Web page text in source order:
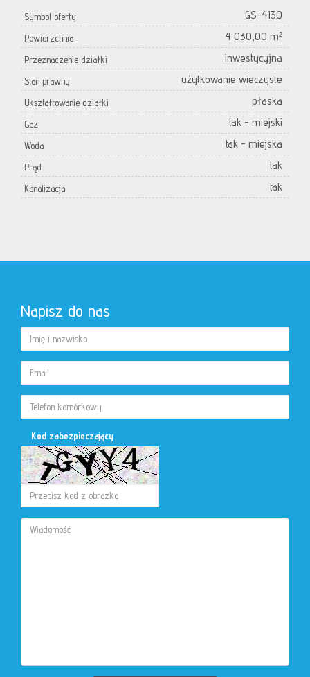
Symbol oferty GS-4130
Powierzchnia 4 030,00 m²
Przeznaczenie działki inwestycyjna
Stan prawny użytkowanie wieczyste
Ukształtowanie działki płaska
Gaz tak - miejski
Woda tak - miejska
Prąd tak
Kanalizacja tak
Napisz do nas
Kod zabezpieczający